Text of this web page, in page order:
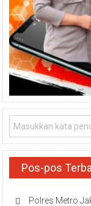
Pos-pos
Polres Metro